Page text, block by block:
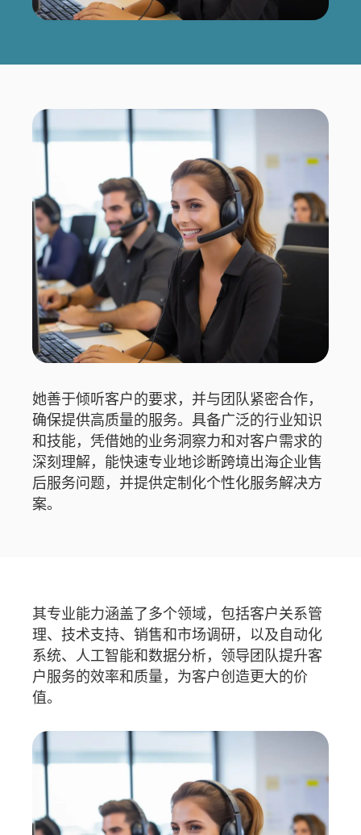
她善于倾听客户的要求，并与团队紧密合作，
确保提供高质量的服务。具备广泛的行业知识
和技能，凭借她的业务洞察力和对客户需求的
深刻理解，能快速专业地诊断跨境出海企业售
后服务问题，并提供定制化个性化服务解决方
案。
其专业能力涵盖了多个领域，包括客户关系管
理、技术支持、销售和市场调研，以及自动化
系统、人工智能和数据分析，领导团队提升客
户服务的效率和质量，为客户创造更大的价
值。